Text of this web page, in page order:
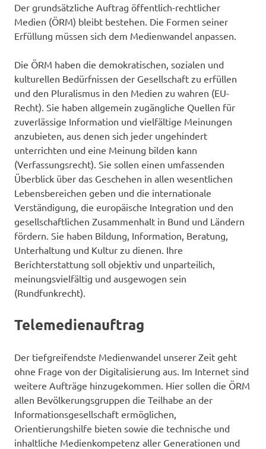
Der grundsätzliche Auftrag öffentlich-rechtlicher
Medien (ÖRM) bleibt bestehen. Die Formen seiner
Erfüllung müssen sich dem Medienwandel anpassen.
Die ÖRM haben die demokratischen, sozialen und
kulturellen Bedürfnissen der Gesellschaft zu erfüllen
und den Pluralismus in den Medien zu wahren (EU-
Recht). Sie haben allgemein zugängliche Quellen für
zuverlässige Information und vielfältige Meinungen
anzubieten, aus denen sich jeder ungehindert
unterrichten und eine Meinung bilden kann
(Verfassungsrecht). Sie sollen einen umfassenden
Überblick über das Geschehen in allen wesentlichen
Lebensbereichen geben und die internationale
Verständigung, die europäische Integration und den
gesellschaftlichen Zusammenhalt in Bund und Ländern
fördern. Sie haben Bildung, Information, Beratung,
Unterhaltung und Kultur zu dienen. Ihre
Berichterstattung soll objektiv und unparteilich,
meinungsvielfältig und ausgewogen sein
(Rundfunkrecht).
Telemedienauftrag
Der tiefgreifendste Medienwandel unserer Zeit geht
ohne Frage von der Digitalisierung aus. Im Internet sind
weitere Aufträge hinzugekommen. Hier sollen die ÖRM
allen Bevölkerungsgruppen die Teilhabe an der
Informationsgesellschaft ermöglichen,
Orientierungshilfe bieten sowie die technische und
inhaltliche Medienkompetenz aller Generationen und